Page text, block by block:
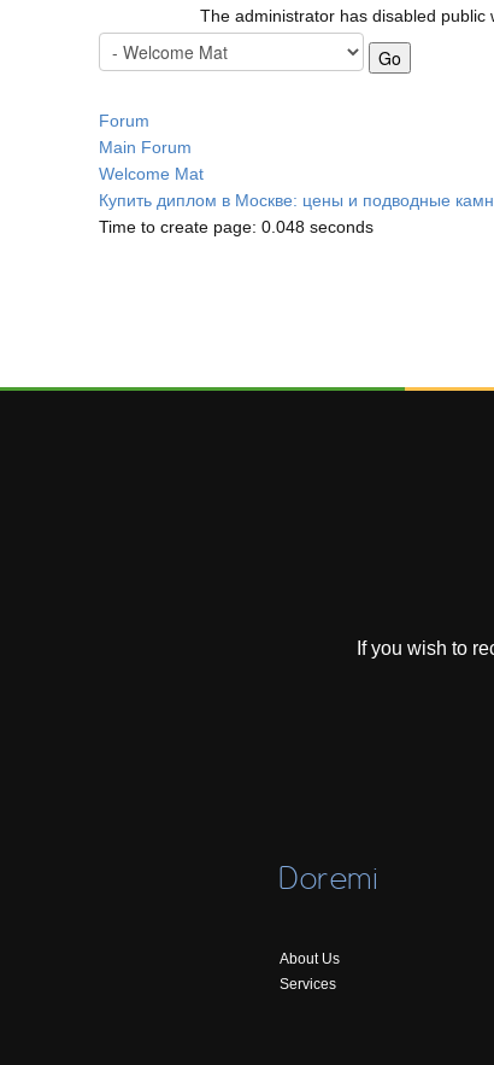
The administrator has disabled public
Forum
Main Forum
Welcome Mat
Купить диплом в Москве: цены и подводные
Time to create page: 0.048 seconds
If you wish to
Doremi
About Us
Services